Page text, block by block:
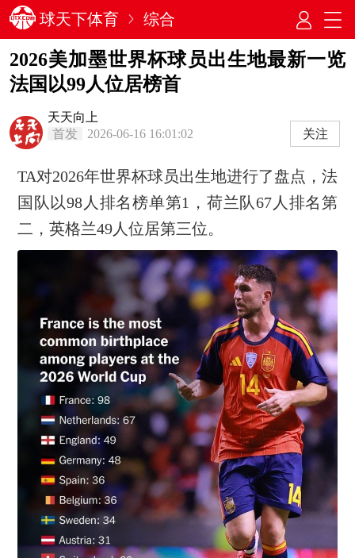
球天下体育 综合
2026美加墨世界杯球员出生地最新一览
法国‌以99人位居榜首
天天向上
首发
2026-06-16 16:01:02 关注
TA对2026年世界杯球员出生地进行了盘点，法
国队以98人排名榜单第1，荷兰队67人排名第
二，英格兰49人位居第三位。